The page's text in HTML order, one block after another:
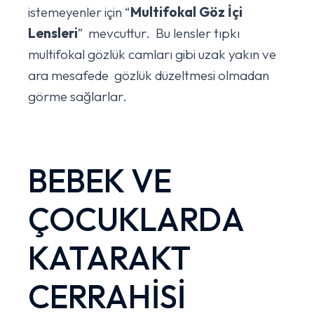
istemeyenler için “Multifokal Göz İçi
Lensleri” mevcuttur. Bu lensler tıpkı
multifokal gözlük camları gibi uzak yakın ve
ara mesafede gözlük düzeltmesi olmadan
görme sağlarlar.
BEBEK VE
ÇOCUKLARDA
KATARAKT
CERRAHİSİ